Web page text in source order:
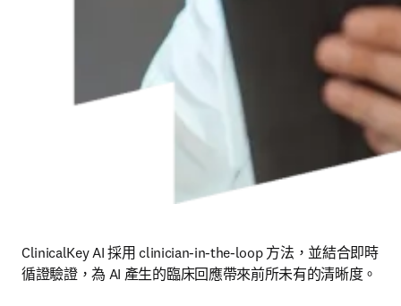
ClinicalKey AI 採用 clinician-in-the-loop 方法，並結合即時
循證驗證，為 AI 產生的臨床回應帶來前所未有的清晰度。